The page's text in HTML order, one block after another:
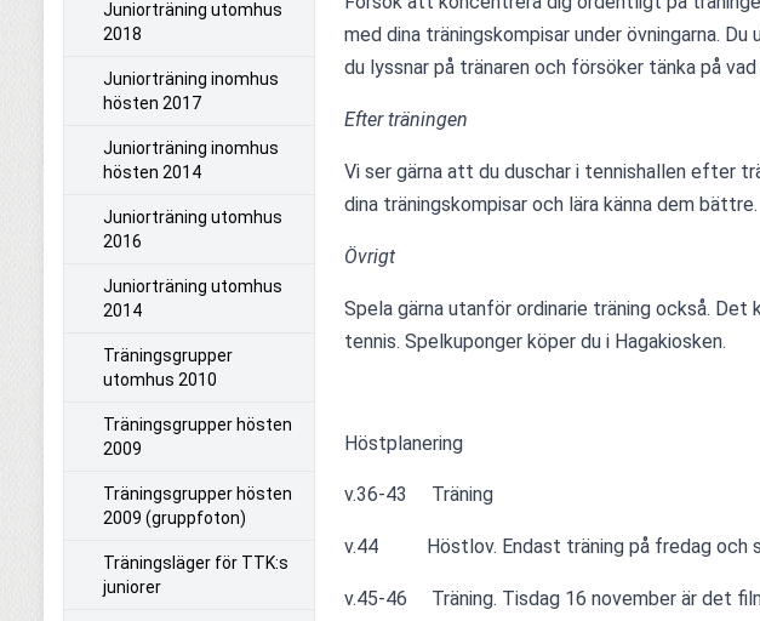
Juniorträning utomhus
2018
Juniorträning inomhus
hösten 2017
Juniorträning inomhus
hösten 2014
Juniorträning utomhus
2016
Juniorträning utomhus
2014
Träningsgrupper
utomhus 2010
Träningsgrupper hösten
2009
Träningsgrupper hösten
2009 (gruppfoton)
Träningsläger för TTK:s
juniorer
med dina träningskompisar under övningarna.
du lyssnar på tränaren och försöker tänka på vad
Efter träningen
Vi ser gärna att du duschar i tennishallen efter
dina träningskompisar och lära känna dem bättre.
Övrigt
Spela gärna utanför ordinarie träning också.
tennis. Spelkuponger köper du i Hagakiosken.
Höstplanering
v.36-43     Träning
v.44          Höstlov. Endast träning på fredag och
v.45-46     Träning. Tisdag 16 november är det